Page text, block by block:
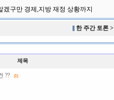
겠구만 경제,지방 재정 상황까지
한 주간 토론 >
제목
?? (1)